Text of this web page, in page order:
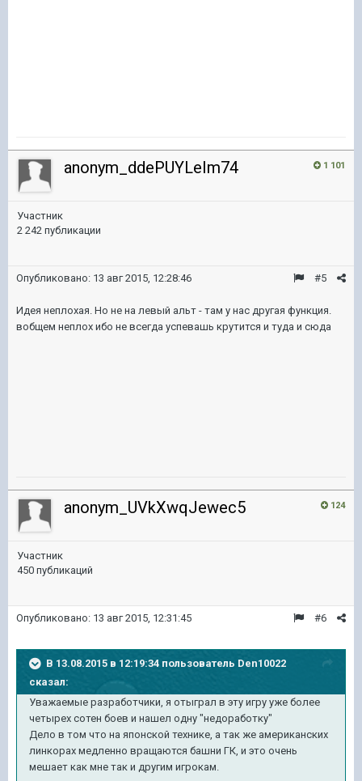
1 101
anonym_ddePUYLeIm74
Участник
2 242 публикации
#5
Опубликовано: 13 авг 2015, 12:28:46
Идея неплохая. Но не на левый альт - там у нас другая функция.
вобщем неплох ибо не всегда успевашь крутится и туда и сюда
124
anonym_UVkXwqJewec5
Участник
450 публикаций
#6
Опубликовано: 13 авг 2015, 12:31:45
В 13.08.2015 в 12:19:34 пользователь Den10022
сказал:
Уважаемые разработчики, я отыграл в эту игру уже более
четырех сотен боев и нашел одну "недоработку"
Дело в том что на японской технике, а так же американских
линкорах медленно вращаются башни ГК, и это очень
мешает как мне так и другим игрокам.